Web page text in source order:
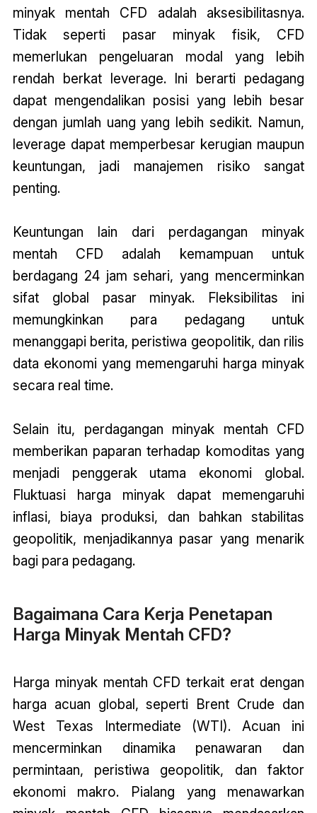
minyak mentah CFD adalah aksesibilitasnya.
Tidak seperti pasar minyak fisik, CFD
memerlukan pengeluaran modal yang lebih
rendah berkat leverage. Ini berarti pedagang
dapat mengendalikan posisi yang lebih besar
dengan jumlah uang yang lebih sedikit. Namun,
leverage dapat memperbesar kerugian maupun
keuntungan, jadi manajemen risiko sangat
penting.
Keuntungan lain dari perdagangan minyak
mentah CFD adalah kemampuan untuk
berdagang 24 jam sehari, yang mencerminkan
sifat global pasar minyak. Fleksibilitas ini
memungkinkan para pedagang untuk
menanggapi berita, peristiwa geopolitik, dan rilis
data ekonomi yang memengaruhi harga minyak
secara real time.
Selain itu, perdagangan minyak mentah CFD
memberikan paparan terhadap komoditas yang
menjadi penggerak utama ekonomi global.
Fluktuasi harga minyak dapat memengaruhi
inflasi, biaya produksi, dan bahkan stabilitas
geopolitik, menjadikannya pasar yang menarik
bagi para pedagang.
Bagaimana Cara Kerja Penetapan
Harga Minyak Mentah CFD?
Harga minyak mentah CFD terkait erat dengan
harga acuan global, seperti Brent Crude dan
West Texas Intermediate (WTI). Acuan ini
mencerminkan dinamika penawaran dan
permintaan, peristiwa geopolitik, dan faktor
ekonomi makro. Pialang yang menawarkan